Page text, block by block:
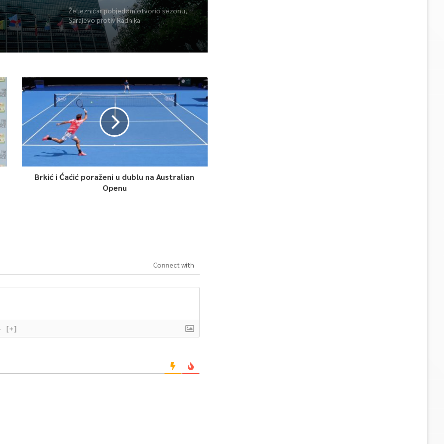
Željezničar pobjedom otvorio sezonu,
Sarajevo protiv Radnika
Brkić i Ćaćić poraženi u dublu na Australian
Openu
Connect with
[+]